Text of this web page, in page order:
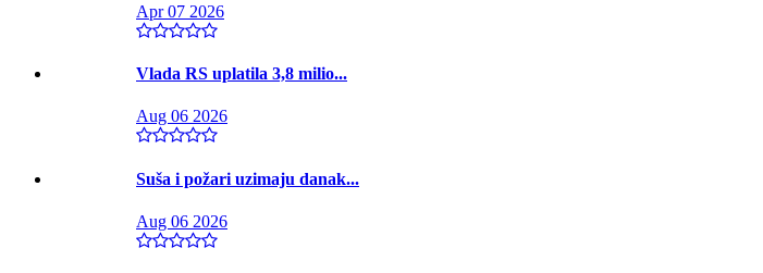
Apr 07 2026
Vlada RS uplatila 3,8 milio...
Aug 06 2026
Suša i požari uzimaju danak...
Aug 06 2026